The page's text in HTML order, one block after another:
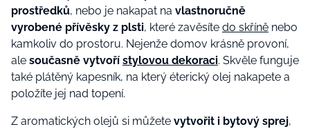
prostředků, nebo je nakapat na vlastnoručně
vyrobené přívěsky z plsti, které zavěsíte do skříně nebo
kamkoliv do prostoru. Nejenže domov krásně provoní,
ale současně vytvoří stylovou dekoraci. Skvěle funguje
také plátěný kapesník, na který éterický olej nakapete a
položíte jej nad topení.
Z aromatických olejů si můžete vytvořit i bytový sprej,